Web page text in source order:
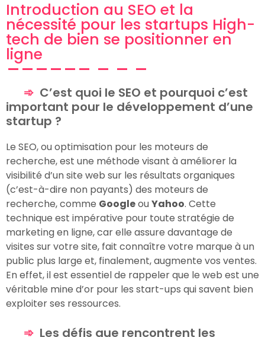
Introduction au SEO et la
nécessité pour les startups High-
tech de bien se positionner en
ligne
C’est quoi le SEO et pourquoi c’est
important pour le développement d’une
startup ?
Le SEO, ou optimisation pour les moteurs de
recherche, est une méthode visant à améliorer la
visibilité d’un site web sur les résultats organiques
(c’est-à-dire non payants) des moteurs de
recherche, comme GoogleouYahoo. Cette
technique est impérative pour toute stratégie de
marketing en ligne, car elle assure davantage de
visites sur votre site, fait connaître votre marque à un
public plus large et, finalement, augmente vos ventes.
En effet, il est essentiel de rappeler que le web est une
véritable mine d’or pour les start-ups qui savent bien
exploiter ses ressources.
Les défis que rencontrent les